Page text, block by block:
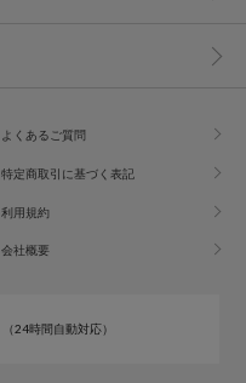
よくあるご質問
特定商取引に基づく表記
利用規約
会社概要
（24時間自動対応）